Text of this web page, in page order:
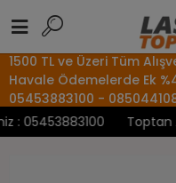
1500 TL ve Üzeri Tüm
Havale Ödemelerde Ek
05453883100 -
Toptan